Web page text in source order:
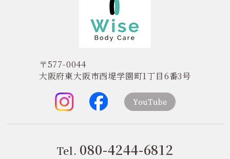
〒577-0044
大阪府東大阪市西堤学園町1丁目6番3号
Tel. 080-4244-6812